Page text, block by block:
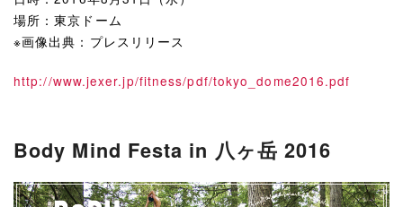
場所：東京ドーム
※画像出典：プレスリリース
http://www.jexer.jp/fitness/pdf/tokyo_dome2016.pdf
Body Mind Festa in 八ヶ岳 2016